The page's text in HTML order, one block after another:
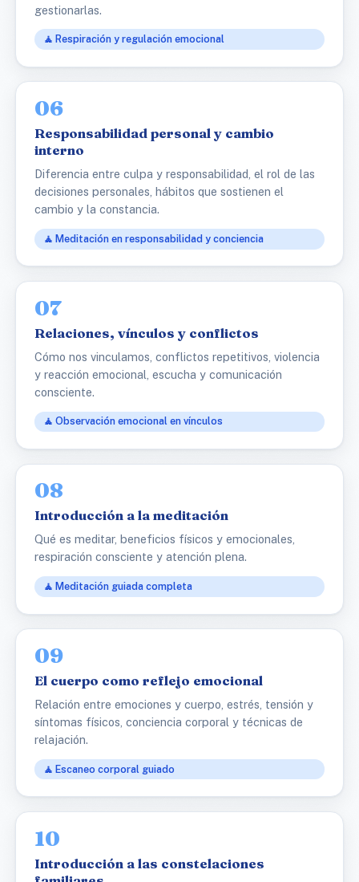
gestionarlas.
🧘 Respiración y regulación emocional
06
Responsabilidad personal y cambio
interno
Diferencia entre culpa y responsabilidad, el rol de las
decisiones personales, hábitos que sostienen el
cambio y la constancia.
🧘 Meditación en responsabilidad y conciencia
07
Relaciones, vínculos y conflictos
Cómo nos vinculamos, conflictos repetitivos, violencia
y reacción emocional, escucha y comunicación
consciente.
🧘 Observación emocional en vínculos
08
Introducción a la meditación
Qué es meditar, beneficios físicos y emocionales,
respiración consciente y atención plena.
🧘 Meditación guiada completa
09
El cuerpo como reflejo emocional
Relación entre emociones y cuerpo, estrés, tensión y
síntomas físicos, conciencia corporal y técnicas de
relajación.
🧘 Escaneo corporal guiado
10
Introducción a las constelaciones